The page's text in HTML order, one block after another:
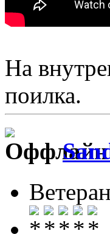
На
поилка.
Ветеран